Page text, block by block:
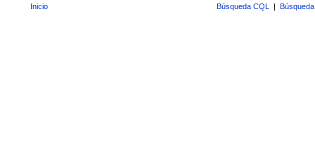
Inicio Búsqueda CQL |